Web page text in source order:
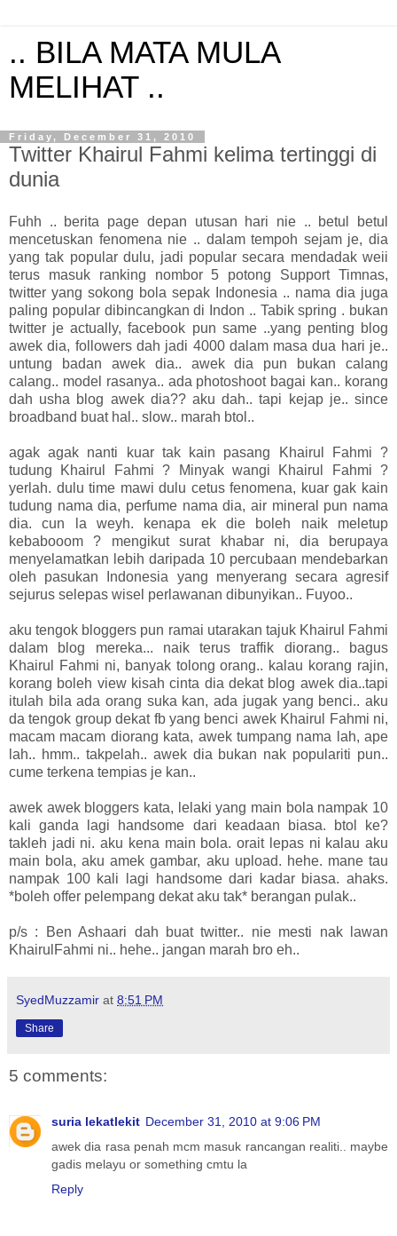
.. BILA MATA MULA
MELIHAT ..
Friday, December 31, 2010
Twitter Khairul Fahmi kelima tertinggi di
dunia
Fuhh .. berita page depan utusan hari nie .. betul betul
mencetuskan fenomena nie .. dalam tempoh sejam je, dia
yang tak popular dulu, jadi popular secara mendadak weii
terus masuk ranking nombor 5 potong Support Timnas,
twitter yang sokong bola sepak Indonesia .. nama dia juga
paling popular dibincangkan di Indon .. Tabik spring . bukan
twitter je actually, facebook pun same ..yang penting blog
awek dia, followers dah jadi 4000 dalam masa dua hari je..
untung badan awek dia.. awek dia pun bukan calang
calang.. model rasanya.. ada photoshoot bagai kan.. korang
dah usha blog awek dia?? aku dah.. tapi kejap je.. since
broadband buat hal.. slow.. marah btol..
agak agak nanti kuar tak kain pasang Khairul Fahmi ?
tudung Khairul Fahmi ? Minyak wangi Khairul Fahmi ?
yerlah. dulu time mawi dulu cetus fenomena, kuar gak kain
tudung nama dia, perfume nama dia, air mineral pun nama
dia. cun la weyh. kenapa ek die boleh naik meletup
kebabooom ? mengikut surat khabar ni, dia berupaya
menyelamatkan lebih daripada 10 percubaan mendebarkan
oleh pasukan Indonesia yang menyerang secara agresif
sejurus selepas wisel perlawanan dibunyikan.. Fuyoo..
aku tengok bloggers pun ramai utarakan tajuk Khairul Fahmi
dalam blog mereka... naik terus traffik diorang.. bagus
Khairul Fahmi ni, banyak tolong orang.. kalau korang rajin,
korang boleh view kisah cinta dia dekat blog awek dia..tapi
itulah bila ada orang suka kan, ada jugak yang benci.. aku
da tengok group dekat fb yang benci awek Khairul Fahmi ni,
macam macam diorang kata, awek tumpang nama lah, ape
lah.. hmm.. takpelah.. awek dia bukan nak populariti pun..
cume terkena tempias je kan..
awek awek bloggers kata, lelaki yang main bola nampak 10
kali ganda lagi handsome dari keadaan biasa. btol ke?
takleh jadi ni. aku kena main bola. orait lepas ni kalau aku
main bola, aku amek gambar, aku upload. hehe. mane tau
nampak 100 kali lagi handsome dari kadar biasa. ahaks.
*boleh offer pelempang dekat aku tak* berangan pulak..
p/s : Ben Ashaari dah buat twitter.. nie mesti nak lawan
KhairulFahmi ni.. hehe.. jangan marah bro eh..
SyedMuzzamir at 8:51 PM
Share
5 comments:
suria lekatlekit December 31, 2010 at 9:06 PM
awek dia rasa penah mcm masuk rancangan realiti.. maybe
gadis melayu or something cmtu la
Reply